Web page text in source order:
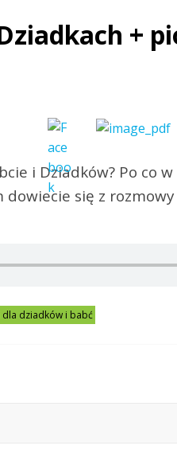
+
i Dziadków? Po co
się z
dziadków i babć